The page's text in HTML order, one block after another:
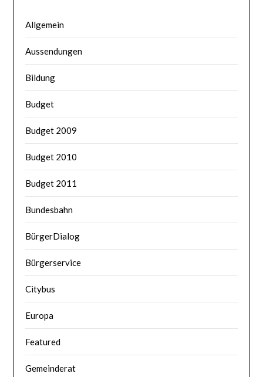
Allgemein
Aussendungen
Bildung
Budget
Budget 2009
Budget 2010
Budget 2011
Bundesbahn
BürgerDialog
Bürgerservice
Citybus
Europa
Featured
Gemeinderat